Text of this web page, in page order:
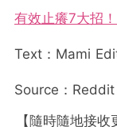
有效止癢7大招！
Text：Mami
Source：Reddit
【隨時隨地接收